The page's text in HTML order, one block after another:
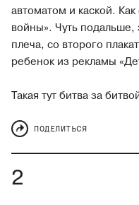
автоматом и каской.
войны». Чуть подальше,
плеча, со второго
ребенок из рекламы
Такая тут битва за
ПОДЕЛИТЬСЯ